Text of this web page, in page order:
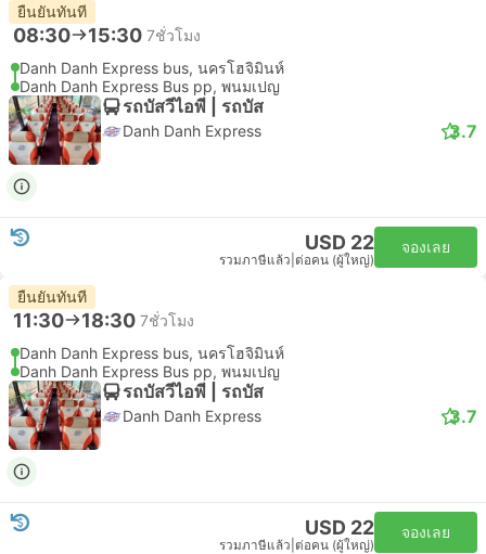
ยืนยันทันที
08:30 15:30 7ชั่วโมง
Danh Danh Express bus, นครโฮจิมินห์
Danh Danh Express Bus pp, พนมเปญ
รถบัสวีไอพี | รถบัส
Danh Danh Express 3.7
USD 22
รวมภาษีแล้ว ต่อคน (ผู้ใหญ่)
จองเลย
ยืนยันทันที
11:30 18:30 7ชั่วโมง
Danh Danh Express bus, นครโฮจิมินห์
Danh Danh Express Bus pp, พนมเปญ
รถบัสวีไอพี | รถบัส
Danh Danh Express 3.7
USD 22
รวมภาษีแล้ว ต่อคน (ผู้ใหญ่)
จองเลย